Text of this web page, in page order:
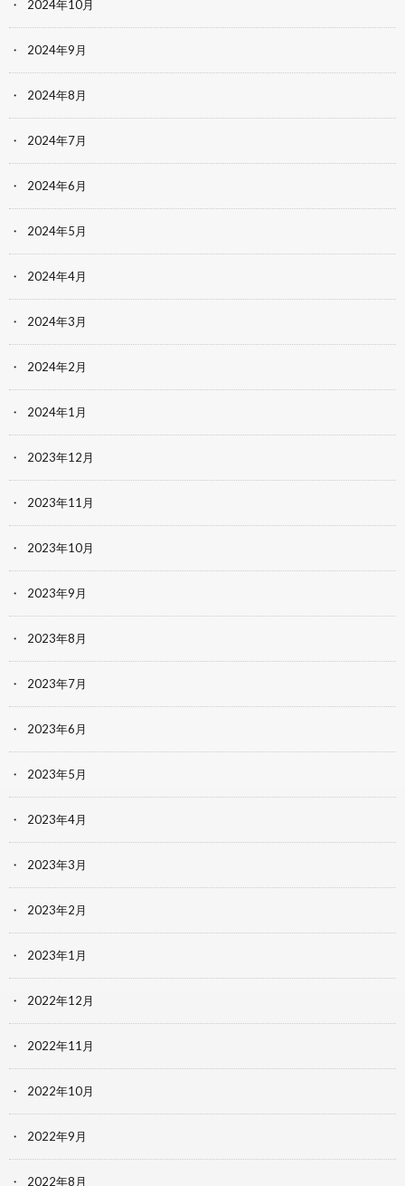
2024年10月
2024年9月
2024年8月
2024年7月
2024年6月
2024年5月
2024年4月
2024年3月
2024年2月
2024年1月
2023年12月
2023年11月
2023年10月
2023年9月
2023年8月
2023年7月
2023年6月
2023年5月
2023年4月
2023年3月
2023年2月
2023年1月
2022年12月
2022年11月
2022年10月
2022年9月
2022年8月